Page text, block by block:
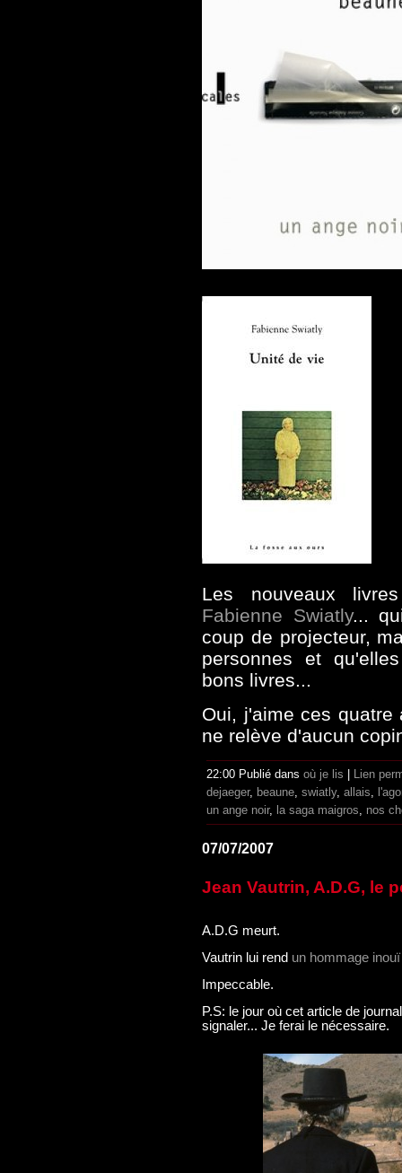
Les nouveaux
Fabienne Swiatly...
coup de projecteur,
personnes et
bons livres...
Oui, j'aime ces quatre
ne relève d'aucun
22:00 Publié dans où je lis
Lien
dejaeger, beaune, swiatly, allais,
un ange noir, la saga maigros, nos
07/07/2007
Jean Vautrin, A.D.G, le
A.D.G meurt.
Vautrin lui rend un hommage inouï
Impeccable.
P.S: le jour où cet article de
signaler... Je ferai le nécessaire.